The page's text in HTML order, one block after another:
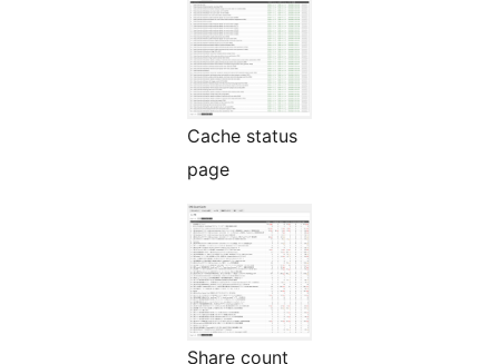
Cache status
page
Share count